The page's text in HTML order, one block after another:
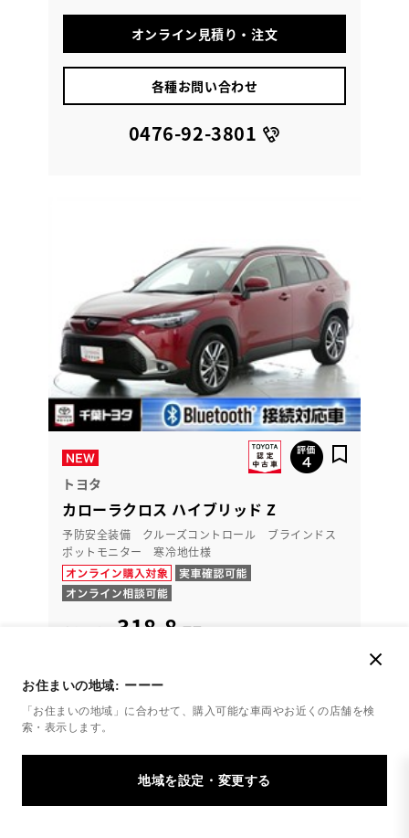
お住まいの地域: ーーー
「お住まいの地域」に合わせて、購入可能な車両やお近くの店舗を検
索・表示します。
オンライン見積り・注文
各種お問い合わせ
0476-92-3801
トヨタ
カローラクロス ハイブリッド Z
予防安全装備 クルーズコントロール ブラインドス
ポットモニター 寒冷地仕様
支払総額 318.8 万円
残価設定型プラン
月々30,900円
2024年(R6年) 走行 9,000km